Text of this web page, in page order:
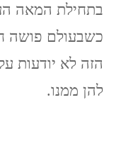
בתחילת המאה
כשבעולם פושה
הזה לא יודעות
להן ממנו.